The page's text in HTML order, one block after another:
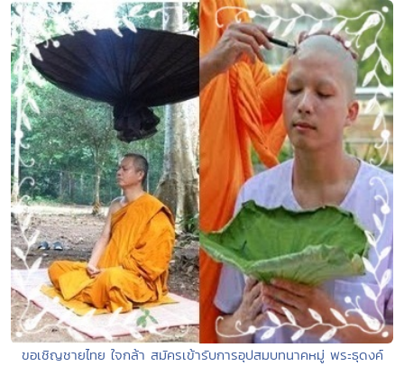
ขอเชิญชายไทย ใจกล้า สมัครเข้ารับการอุปสมบทนาคหมู่ พระธุดงค์